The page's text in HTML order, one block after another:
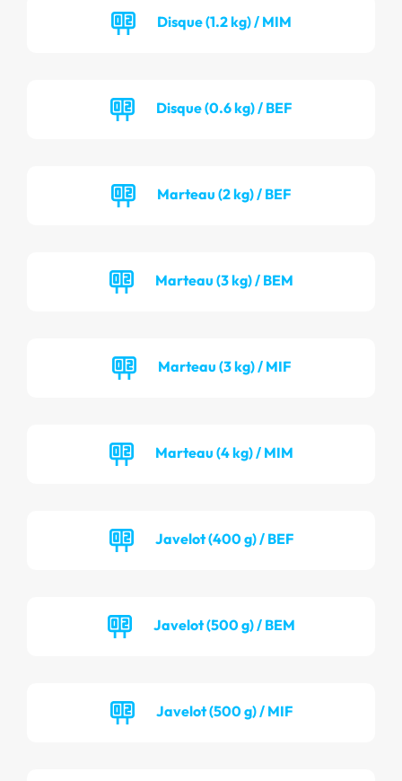
Disque (1.2 kg) / MIM
Disque (0.6 kg) / BEF
Marteau (2 kg) / BEF
Marteau (3 kg) / BEM
Marteau (3 kg) / MIF
Marteau (4 kg) / MIM
Javelot (400 g) / BEF
Javelot (500 g) / BEM
Javelot (500 g) / MIF